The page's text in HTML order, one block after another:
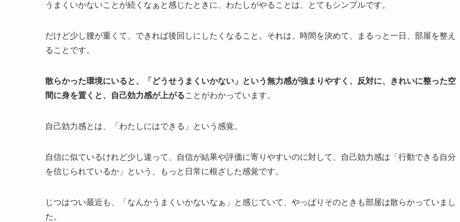
うまくいかないことが続くなぁと感じたときに、わたしがやることは、とてもシンプルです。
だけど少し腰が重くて、できれば後回しにしたくなること。それは、時間を決めて、まるっと一日、部屋を整え
ることです。
散らかった環境にいると、「どうせうまくいかない」という無力感が強まりやすく、反対に、きれいに整った空
間に身を置くと、自己効力感が上がることがわかっています。
自己効力感とは、「わたしにはできる」という感覚。
自信に似ているけれど少し違って、自信が結果や評価に寄りやすいのに対して、自己効力感は「行動できる自分
を信じられているか」という、もっと日常に根ざした感覚です。
じつはつい最近も、「なんかうまくいかないなぁ」と感じていて、やっぱりそのときも部屋は散らかっていまし
た。